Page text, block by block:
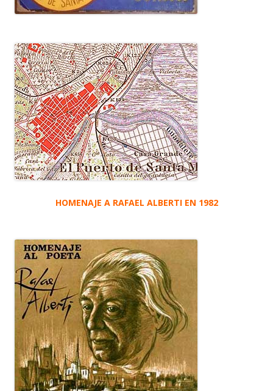
HOMENAJE A RAFAEL ALBERTI EN 1982